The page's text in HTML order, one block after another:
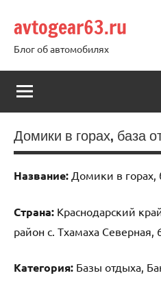
содержимому
avtogear63.ru
Блог об автомобилях
Домики в горах, база
Название: Домики в горах,
Страна: Краснодарский
район с. Тхамаха Северная,
Категория: Базы отдыха,